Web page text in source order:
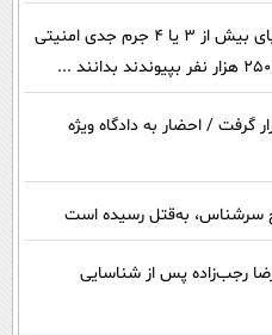
گفته‌های یک روحانی تندرو و ردپای بیش از ۳ یا ۴ جرم جدی امنیتی
گرفت / احضار به دادگاه ویژه
سرشناس، به‌قتل رسیده است
رجب‌زاده پس از شناسایی